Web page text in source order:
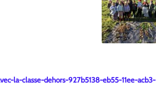
la-classe-dehors-927b5138-eb55-11ee-acb3-